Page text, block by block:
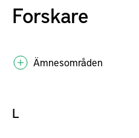
Forskare
Ämnesområden
L